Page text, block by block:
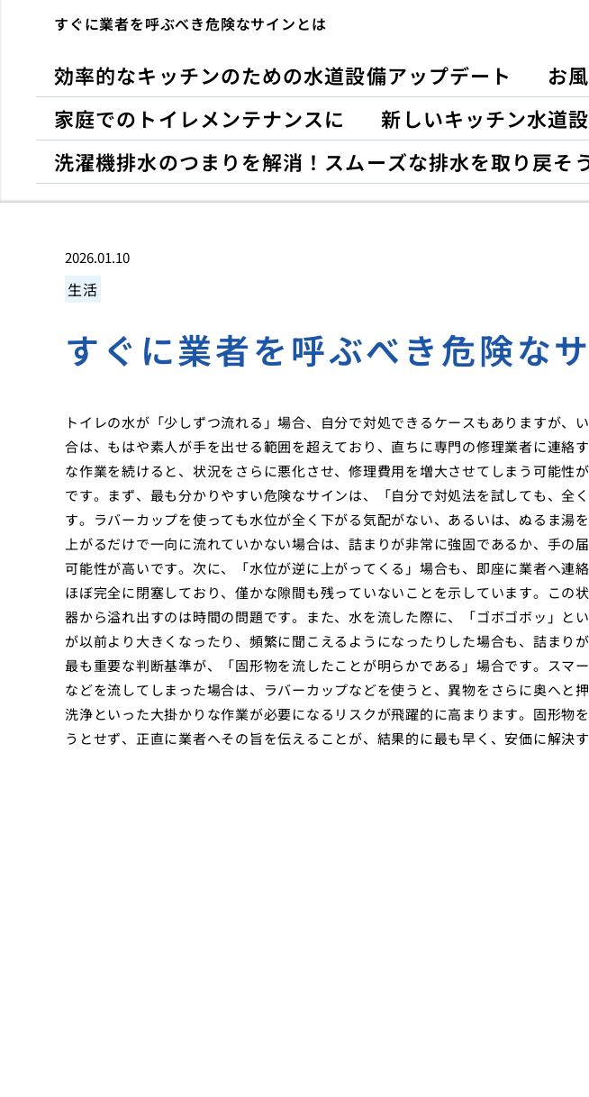
すぐに業者を呼ぶべき危険なサインとは
効率的なキッチンのための水道設備アップデート
お
家庭でのトイレメンテナンスに
新しいキッチン水道
洗濯機排水のつまりを解消！スムーズな排水を取り戻そ
2026.01.10
生活
すぐに業者を呼ぶべき危険な
トイレの水が「少しずつ流れる」場合、自分で対処できるケースもありますが、
合は、もはや素人が手を出せる範囲を超えており、直ちに専門の修理業者に連絡
な作業を続けると、状況をさらに悪化させ、修理費用を増大させてしまう可能性
です。まず、最も分かりやすい危険なサインは、「自分で対処法を試しても、全
す。ラバーカップを使っても水位が全く下がる気配がない、あるいは、ぬるま湯
上がるだけで一向に流れていかない場合は、詰まりが非常に強固であるか、手の
可能性が高いです。次に、「水位が逆に上がってくる」場合も、即座に業者へ連
ほぼ完全に閉塞しており、僅かな隙間も残っていないことを示しています。この
器から溢れ出すのは時間の問題です。また、水を流した際に、「ゴボゴボッ」と
が以前より大きくなったり、頻繁に聞こえるようになったりした場合も、詰まり
最も重要な判断基準が、「固形物を流したことが明らかである」場合です。スマ
などを流してしまった場合は、ラバーカップなどを使うと、異物をさらに奥へと
洗浄といった大掛かりな作業が必要になるリスクが飛躍的に高まります。固形物
うとせず、正直に業者へその旨を伝えることが、結果的に最も早く、安価に解決